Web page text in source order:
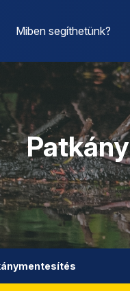
Miben segíthetünk?